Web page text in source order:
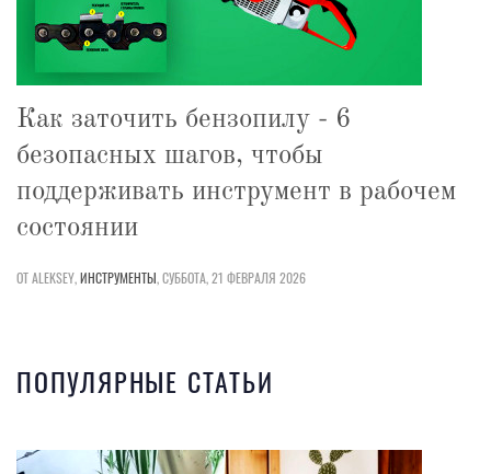
Как заточить бензопилу - 6
безопасных шагов, чтобы
поддерживать инструмент в рабочем
состоянии
ОТ ALEKSEY,ИНСТРУМЕНТЫ,СУББОТА, 21 ФЕВРАЛЯ 2026
ПОПУЛЯРНЫЕ СТАТЬИ